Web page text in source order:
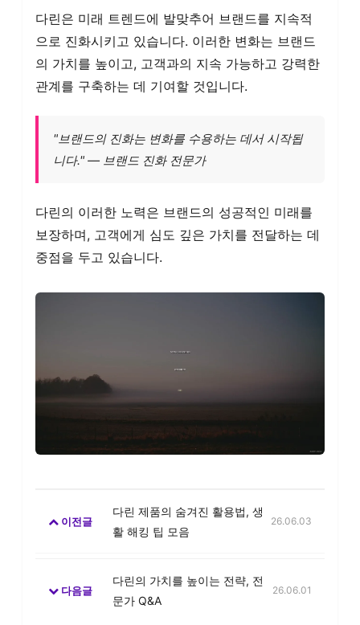
다린은 미래 트렌드에 발맞추어 브랜드를 지속적
으로 진화시키고 있습니다. 이러한 변화는 브랜드
의 가치를 높이고, 고객과의 지속 가능하고 강력한
관계를 구축하는 데 기여할 것입니다.
"브랜드의 진화는 변화를 수용하는 데서 시작됩
니다." — 브랜드 진화 전문가
다린의 이러한 노력은 브랜드의 성공적인 미래를
보장하며, 고객에게 심도 깊은 가치를 전달하는 데
중점을 두고 있습니다.
이전글
다린 제품의 숨겨진 활용법, 생
활 해킹 팁 모음
26.06.03
다음글
다린의 가치를 높이는 전략, 전
문가 Q&A
26.06.01